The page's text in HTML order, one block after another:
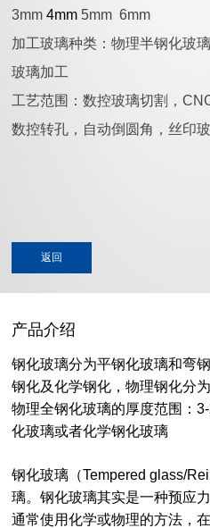
3mm4mm 5mm 6mm
加工玻璃种类：物理半钢化玻
玻璃加工
工艺范围：数控玻璃切割，
数控转孔，自动倒圆角，丝印
返回
产品介绍
钢化玻璃分为平钢化玻璃和弯
钢化及化学钢化，物理钢化分
物理全钢化玻璃的厚度范围：
化玻璃或者化学钢化玻璃
钢化玻璃（Tempered glass/
璃。钢化玻璃其实是一种预应
通常使用化学或物理的方法，